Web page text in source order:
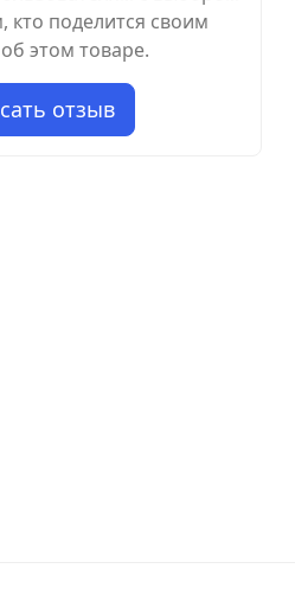
кто поделится своим
этом товаре.
отзыв